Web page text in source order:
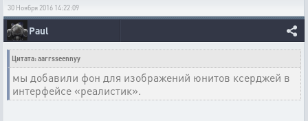
30 Ноября 2016 14:22:09
Paul
Цитата: aarrsseennyy
мы добавили фон для изображений юнитов ксерджей в
интерфейсе «реалистик».